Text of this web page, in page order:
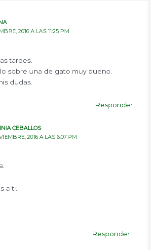
2016 A LAS 11:25 PM
tardes.
sobre una de gato muy bueno.
dudas.
Responder
CEBALLOS
2016 A LAS 6:07 PM
a ti.
Responder